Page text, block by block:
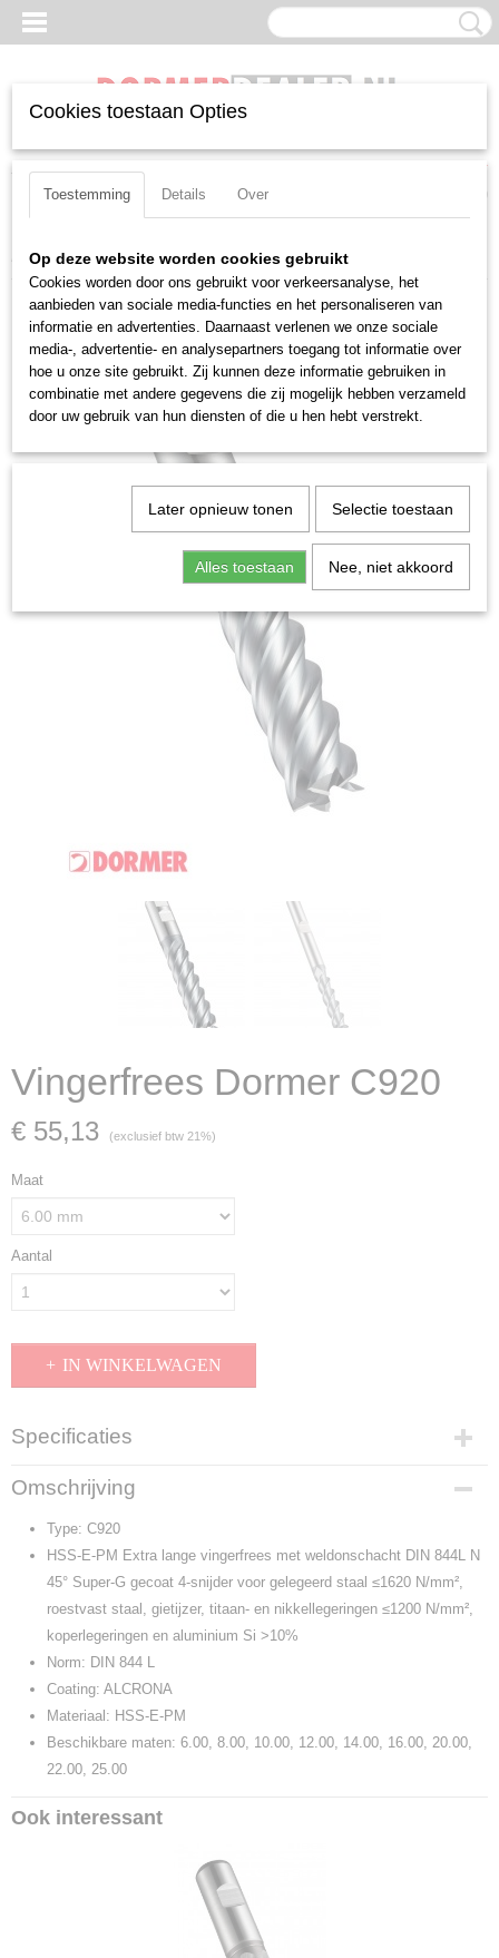
Inloggen Registreren UW WINKELWAGEN
Home >Frezen>Vingerfrezen>Vingerfrees Dormer C920
Vingerfrees Dormer C920
€ 55,13 (exclusief btw 21%)
Maat
Aantal
IN WINKELWAGEN
Specificaties
Productcode
C920
Omschrijving
Type: C920
HSS-E-PM Extra lange vingerfrees met weldonschacht DIN 844L N
45° Super-G gecoat 4-snijder voor gelegeerd staal ≤1620 N/mm²,
roestvast staal, gietijzer, titaan- en nikkellegeringen ≤1200 N/mm²,
koperlegeringen en aluminium Si >10%
Norm: DIN 844 L
Coating: ALCRONA
Materiaal: HSS-E-PM
Beschikbare maten: 6.00, 8.00, 10.00, 12.00, 14.00, 16.00, 20.00,
22.00, 25.00
Ook interessant
Cookies toestaan Opties
Toestemming Details Over
Op deze website worden cookies gebruikt
Cookies worden door ons gebruikt voor verkeersanalyse, het
aanbieden van sociale media-functies en het personaliseren van
informatie en advertenties. Daarnaast verlenen we onze sociale
media-, advertentie- en analysepartners toegang tot informatie over
hoe u onze site gebruikt. Zij kunnen deze informatie gebruiken in
combinatie met andere gegevens die zij mogelijk hebben verzameld
door uw gebruik van hun diensten of die u hen hebt verstrekt.
Later opnieuw tonen Selectie toestaan
Alles toestaan Nee, niet akkoord